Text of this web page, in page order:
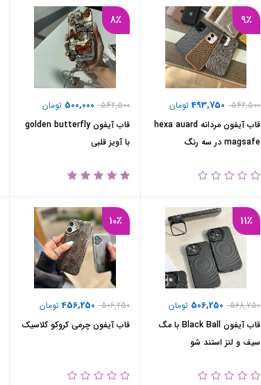
9٪
542,500
493,750تومان
قاب آیفون مردانه hexa auard
magsafe در سه رنگ
8٪
542,500
500,000 تومان
قاب آیفون golden butterfly
با آویز قلبی
11٪
568,750
506,250 تومان
قاب آیفون Black Ball با مگ
سیف و لنز استند شو
10٪
506,250
456,250تومان
قاب آیفون چرمی کروکو کلاسیک